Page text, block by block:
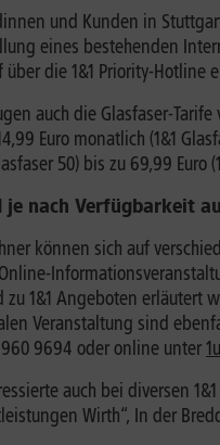
und Kunden in
eines bestehenden
die 1&1 Priority-
auch die Glasfaser-
Euro monatlich (1&1
50) bis zu 69,99 Euro
je nach Verfügbarkeit
können sich auf
zu 1&1 Angeboten erläutert
Veranstaltung sind
9694 oder online unter
auch bei diversen
Wirth“, In der